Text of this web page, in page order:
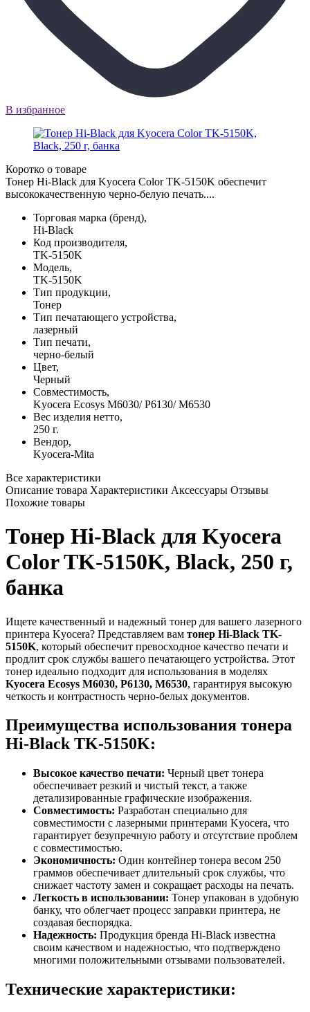
В избранное
Коротко о товаре
Тонер Hi-Black для Kyocera Color TK-5150K обеспечит
высококачественную черно-белую печать....
Торговая марка (бренд),
Hi-Black
Код производителя,
TK-5150K
Модель,
TK-5150K
Тип продукции,
Тонер
Тип печатающего устройства,
лазерный
Тип печати,
черно-белый
Цвет,
Черный
Совместимость,
Kyocera ​Ecosys M6030/ P6130/ M6530
Вес изделия нетто,
250 г.
Вендор,
Kyocera-Mita
Все характеристики
Описание товара Характеристики Аксессуары Отзывы
Похожие товары
Тонер Hi-Black для Kyocera
Color TK-5150K, Black, 250 г,
банка
Ищете качественный и надежный тонер для вашего лазерного
принтера Kyocera? Представляем вам тонер Hi-Black TK-
5150K, который обеспечит превосходное качество печати и
продлит срок службы вашего печатающего устройства. Этот
тонер идеально подходит для использования в моделях
Kyocera Ecosys M6030, P6130, M6530, гарантируя высокую
четкость и контрастность черно-белых документов.
Преимущества использования тонера
Hi-Black TK-5150K:
Высокое качество печати: Черный цвет тонера
обеспечивает резкий и чистый текст, а также
детализированные графические изображения.
Совместимость: Разработан специально для
совместимости с лазерными принтерами Kyocera, что
гарантирует безупречную работу и отсутствие проблем
с совместимостью.
Экономичность: Один контейнер тонера весом 250
граммов обеспечивает длительный срок службы, что
снижает частоту замен и сокращает расходы на печать.
Легкость в использовании: Тонер упакован в удобную
банку, что облегчает процесс заправки принтера, не
создавая беспорядка.
Надежность: Продукция бренда Hi-Black известна
своим качеством и надежностью, что подтверждено
многими положительными отзывами пользователей.
Технические характеристики: